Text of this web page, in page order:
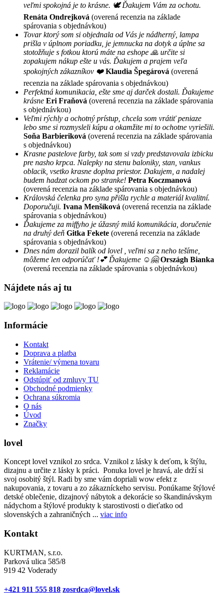
veľmi spokojná je to krásne. 🕊 Ďakujem Vám za ochotu.
Renáta Ondrejková (overená recenzia na základe
spárovania s objednávkou)
Tovar ktorý som si objednala od Vás je nádherný, lampa
prišla v úplnom poriadku, je jemnucka na dotyk a úplne sa
stotožňuje s fotkou ktorú máte na eshope 🙏 určite si
zopakujem nákup ešte u vás. Ďakujem a prajem veľa
spokojných zákazníkov ❤️ Klaudia Špegárová (overená
recenzia na základe spárovania s objednávkou)
Perfektná komunikacia, ešte sme aj darček dostali. Ďakujeme
krásne Eri Fraňová (overená recenzia na základe spárovania
s objednávkou)
Veľmi rýchly a ochotný prístup, chcela som vrátiť peniaze
lebo sme si rozmysleli kúpu a okamžite mi to ochotne vyriešili.
Soňa Barbieriková (overená recenzia na základe spárovania
s objednávkou)
Krasne pastelove farby, tak som si vzdy predstavovala izbicku
pre nasho krpca. Nalepky na stenu baloniky, stan, vankus
oblacik, vsetko krasne doplna priestor. Dakujem, a nadalej
budem hadzat ockom po stranke! Petra Koczmanová
(overená recenzia na základe spárovania s objednávkou)
Královská čelenka pro syna přišla rychle a materiál kvalitní.
Doporučuji. Ivana Menšíková (overená recenzia na základe
spárovania s objednávkou)
Ďakujeme za miffyho je úžasný milá komunikácia, doručenie
na druhý deň Gitka Fekete (overená recenzia na základe
spárovania s objednávkou)
Dnes nám dorazil balík od lovel , veľmi sa z neho tešíme,
môžeme len odporúčať !💕 Ďakujeme ☺️🤗 Országh Bianka
(overená recenzia na základe spárovania s objednávkou)
Nájdete nás aj tu
Informácie
Kontakt
Doprava a platba
Vrátenie/ výmena tovaru
Reklamácie
Odstúpiť od zmluvy TU
Obchodné podmienky
Ochrana súkromia
O nás
Úvod
Značky
lovel
Koncept lovel vznikol zo srdca. Vznikol z lásky k deťom, k štýlu,
dizajnu a určite z lásky k práci. Ponuka lovel je hravá, ale drží si
svoj osobitý štýl. Radi by sme vám dopriali wow efekt z
nakupovania, z tovaru a zo zákazníckeho servisu. Ponúkame štýlové
detské oblečenie, dizajnový nábytok a dekorácie so škandinávskym
nádychom a štýlové produkty k starostivosti o dieťatko od
slovenských a zahraničných ... viac info
Kontakt
KURTMAN, s.r.o.
Parková ulica 585/8
919 42 Voderady
+421 911 555 818 zosrdca@lovel.sk